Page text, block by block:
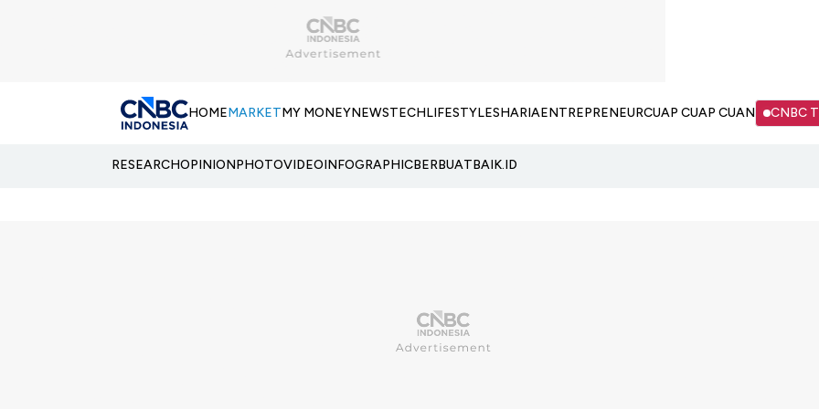
HOMEMARKETMY MONEYNEWSTECHLIFESTYLESHARIAENTREPRENEURCUAP CUAP CUAN CNBC
RESEARCHOPINIONPHOTOVIDEOINFOGRAPHICBERBUATBAIK.ID